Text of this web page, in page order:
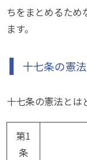
ちをまとめるた
ます。
十七条の憲
十七条の憲法とは
第1
条